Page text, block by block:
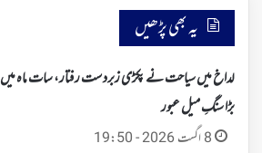
یہ بھی پڑھیں
لداخ میں سیاحت نے پکڑی زبردست رفتار، سات ماہ میں
بڑا سنگِ میل عبور
8 اگست 2026 - 19:50